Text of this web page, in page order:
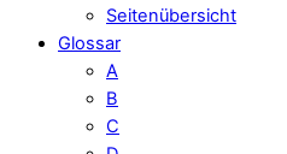
Seitenübersicht
Glossar
A
B
C